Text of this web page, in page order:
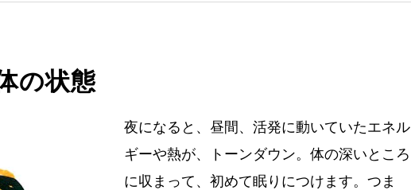
の状態
夜になると、昼間、活発に動いていたエネル
ギーや熱が、トーンダウン。体の深いところ
に収まって、初めて眠りにつけます。つま